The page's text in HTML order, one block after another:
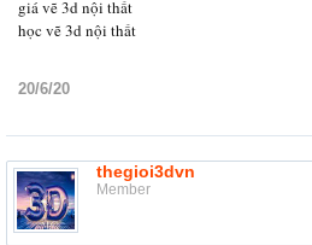
giá vẽ 3d nội thất
học vẽ 3d nội thất
20/6/20
thegioi3dvn
Member